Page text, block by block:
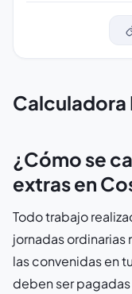
Calculadora
¿Cómo se
extras en
Todo trabajo
jornadas ordinarias
las convenidas en
deben ser